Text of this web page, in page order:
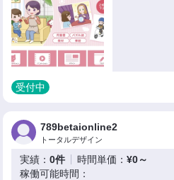
受付中
789betaionline2
トータルデザイン
実績：0件 時間単価：¥0～
稼働可能時間：